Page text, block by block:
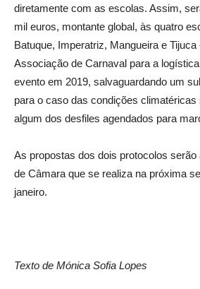
diretamente com as escolas. Assim,
mil euros, montante global, às quatro
Batuque, Imperatriz, Mangueira e
Associação de Carnaval para a
evento em 2019, salvaguardando um
para o caso das condições
algum dos desfiles agendados para
As propostas dos dois protocolos serão
de Câmara que se realiza na próxima
janeiro.
Texto de Mónica Sofia Lopes